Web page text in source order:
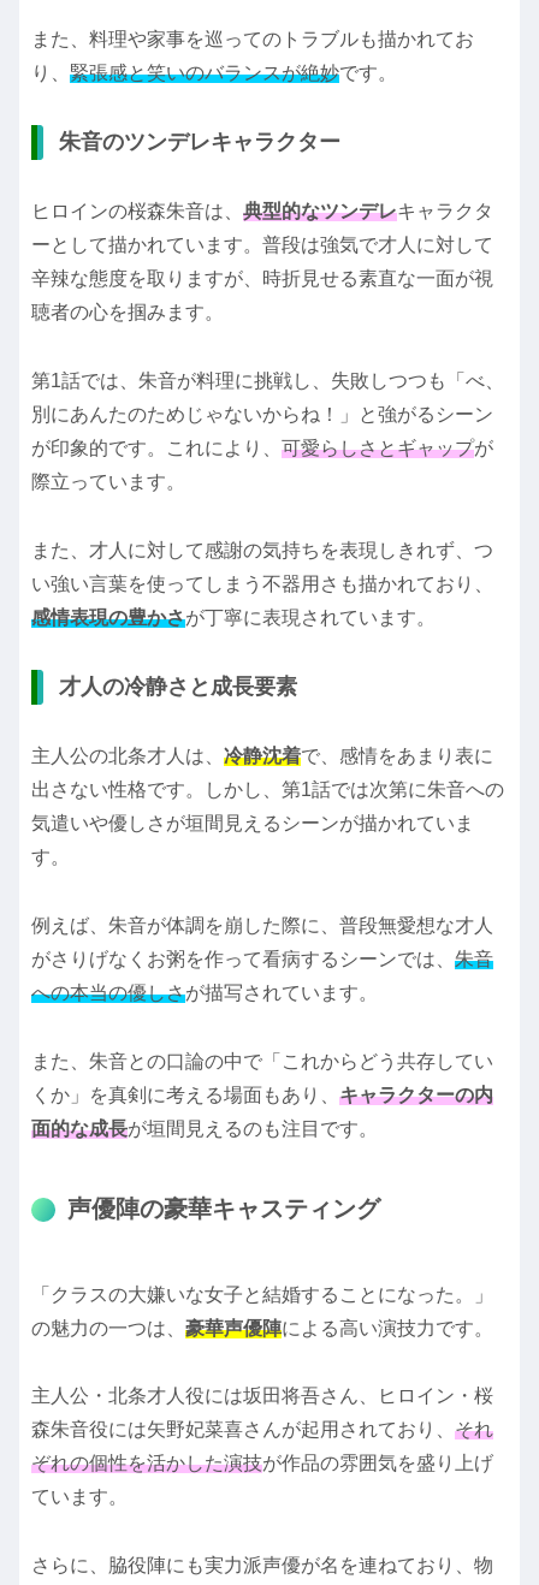
また、料理や家事を巡ってのトラブルも描かれてお
り、 緊張感と笑いのバランスが絶妙です。
朱音のツンデレキャラクター
ヒロインの桜森朱音は、 典型的なツンデレキャラクタ
ーとして描かれています。普段は強気で才人に対して
辛辣な態度を取りますが、時折見せる素直な一面が視
聴者の心を掴みます。
第1話では、朱音が料理に挑戦し、失敗しつつも「べ、
別にあんたのためじゃないからね！」と強がるシーン
が印象的です。これにより、 可愛らしさとギャップが
際立っています。
また、才人に対して感謝の気持ちを表現しきれず、つ
い強い言葉を使ってしまう不器用さも描かれており、
感情表現の豊かさが丁寧に表現されています。
才人の冷静さと成長要素
主人公の北条才人は、 冷静沈着で、感情をあまり表に
出さない性格です。しかし、第1話では次第に朱音への
気遣いや優しさが垣間見えるシーンが描かれていま
す。
例えば、朱音が体調を崩した際に、普段無愛想な才人
がさりげなくお粥を作って看病するシーンでは、 朱音
への本当の優しさが描写されています。
また、朱音との口論の中で「これからどう共存してい
くか」を真剣に考える場面もあり、 キャラクターの内
面的な成長が垣間見えるのも注目です。
声優陣の豪華キャスティング
「クラスの大嫌いな女子と結婚することになった。」
の魅力の一つは、 豪華声優陣による高い演技力です。
主人公・北条才人役には坂田将吾さん、ヒロイン・桜
森朱音役には矢野妃菜喜さんが起用されており、 それ
ぞれの個性を活かした演技が作品の雰囲気を盛り上げ
ています。
さらに、脇役陣にも実力派声優が名を連ねており、物